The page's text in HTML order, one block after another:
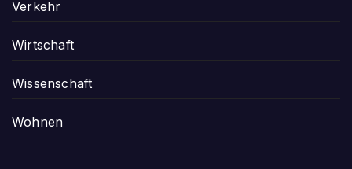
Verkehr
Wirtschaft
Wissenschaft
Wohnen